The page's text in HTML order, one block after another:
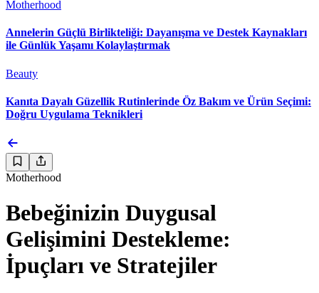
Motherhood
Annelerin Güçlü Birlikteliği: Dayanışma ve Destek Kaynakları
ile Günlük Yaşamı Kolaylaştırmak
Beauty
Kanıta Dayalı Güzellik Rutinlerinde Öz Bakım ve Ürün Seçimi:
Doğru Uygulama Teknikleri
Motherhood
Bebeğinizin Duygusal
Gelişimini Destekleme:
İpuçları ve Stratejiler